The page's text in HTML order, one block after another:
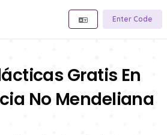
Enter Code
Gratis En
No Mendeliana